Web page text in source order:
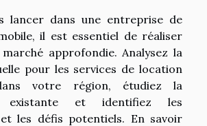
lancer dans une entreprise de
il est essentiel de réaliser
approfondie. Analysez la
pour les services de location
votre région, étudiez la
existante et identifiez les
les défis potentiels. En savoir